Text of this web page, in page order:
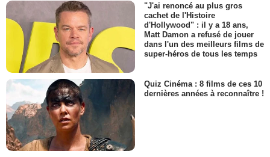
"J'ai renoncé au plus gros
cachet de l'Histoire
d'Hollywood" : il y a 18 ans,
Matt Damon a refusé de jouer
dans l'un des meilleurs films de
super-héros de tous les temps
Quiz Cinéma : 8 films de ces 10
dernières années à reconnaître !